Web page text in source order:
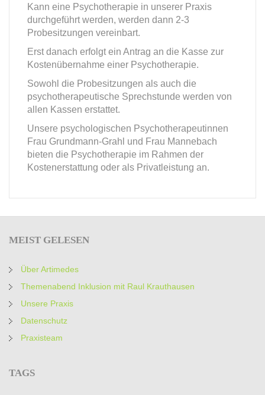
Kann eine Psychotherapie in unserer Praxis
durchgeführt werden, werden dann 2-3
Probesitzungen vereinbart.
Erst danach erfolgt ein Antrag an die Kasse zur
Kostenübernahme einer Psychotherapie.
Sowohl die Probesitzungen als auch die
psychotherapeutische Sprechstunde werden von
allen Kassen erstattet.
Unsere psychologischen Psychotherapeutinnen
Frau Grundmann-Grahl und Frau Mannebach
bieten die Psychotherapie im Rahmen der
Kostenerstattung oder als Privatleistung an.
MEIST GELESEN
Über Artimedes
Themenabend Inklusion mit Raul Krauthausen
Unsere Praxis
Datenschutz
Praxisteam
TAGS